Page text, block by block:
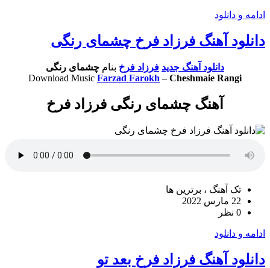
ادامه و دانلود
دانلود آهنگ فرزاد فرخ چشمای رنگی
دانلود آهنگ جدید فرزاد فرخ بنام چشمای رنگی
Download Music Farzad Farokh – Cheshmaie Rangi
آهنگ چشمای رنگی فرزاد فرخ
تک آهنگ ، برترین ها
22 مارس 2022
0 نظر
ادامه و دانلود
دانلود آهنگ فرزاد فرخ بعد تو